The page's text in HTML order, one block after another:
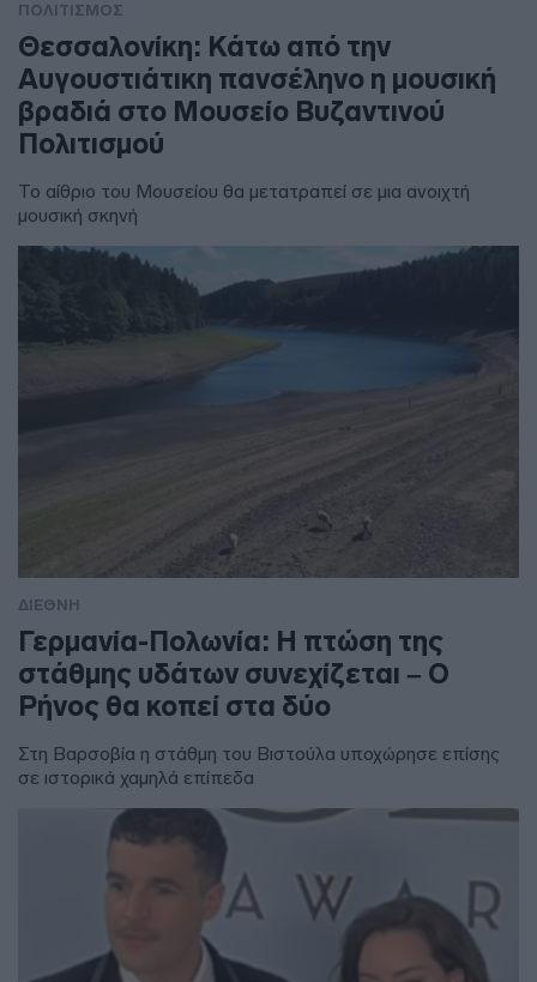
ΠΟΛΙΤΙΣΜΟΣ
Θεσσαλονίκη: Κάτω από την
Αυγουστιάτικη πανσέληνο η μουσική
βραδιά στο Μουσείο Βυζαντινού
Πολιτισμού
Το αίθριο του Μουσείου θα μετατραπεί σε μια ανοιχτή
μουσική σκηνή
ΔΙΕΘΝΗ
Γερμανία-Πολωνία: Η πτώση της
στάθμης υδάτων συνεχίζεται – Ο
Ρήνος θα κοπεί στα δύο
Στη Βαρσοβία η στάθμη του Βιστούλα υποχώρησε επίσης
σε ιστορικά χαμηλά επίπεδα